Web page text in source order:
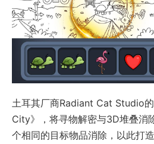
土耳其厂商Radiant Cat Studio
City》，将寻物解密与3D堆叠消
个相同的目标物品消除，以此打